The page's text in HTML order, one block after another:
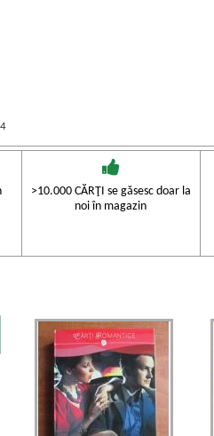
>10.000 CĂRŢI se găsesc doar la
noi în magazin